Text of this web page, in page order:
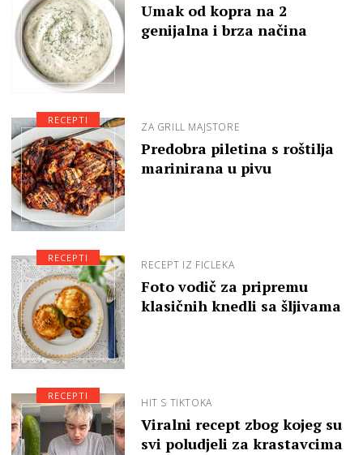
Umak od kopra na 2
genijalna i brza načina
ZA GRILL MAJSTORE
Predobra piletina s roštilja
marinirana u pivu
RECEPTI
RECEPT IZ FICLEKA
Foto vodič za pripremu
klasičnih knedli sa šljivama
RECEPTI
HIT S TIKTOKA
Viralni recept zbog kojeg su
svi poludjeli za krastavcima
RECEPTI